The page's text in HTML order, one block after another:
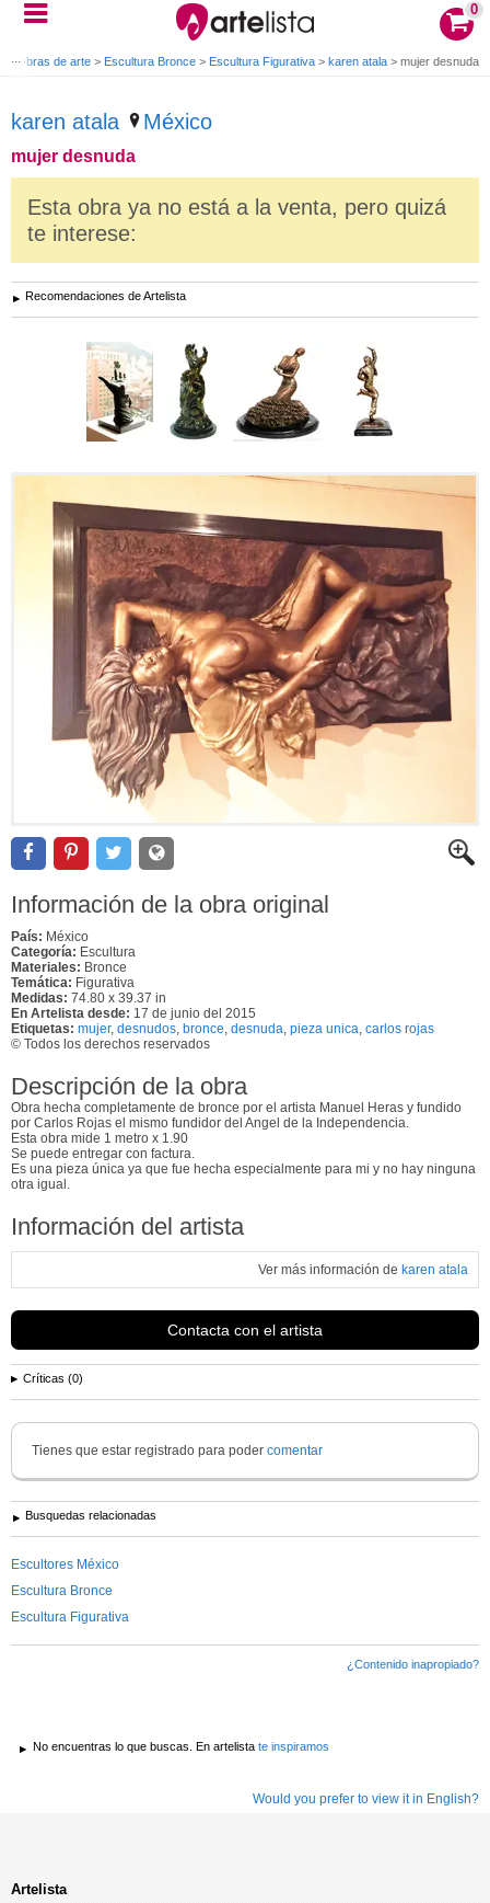
0
> Obras de arte > Escultura Bronce > Escultura Figurativa > karen atala > mujer desnuda
karen atala México
mujer desnuda
Esta obra ya no está a la venta, pero quizá
te interese:
Recomendaciones de Artelista
Información de la obra original
País: México
Categoría: Escultura
Materiales: Bronce
Temática: Figurativa
Medidas: 74.80 x 39.37 in
En Artelista desde: 17 de junio del 2015
Etiquetas: mujer, desnudos, bronce, desnuda, pieza unica, carlos rojas
© Todos los derechos reservados
Descripción de la obra
Obra hecha completamente de bronce por el artista Manuel Heras y fundido
por Carlos Rojas el mismo fundidor del Angel de la Independencia.
Esta obra mide 1 metro x 1.90
Se puede entregar con factura.
Es una pieza única ya que fue hecha especialmente para mi y no hay ninguna
otra igual.
Información del artista
Ver más información de karen atala
Contacta con el artista
Críticas (0)
Tienes que estar registrado para poder comentar
Busquedas relacionadas
Escultores México
Escultura Bronce
Escultura Figurativa
¿Contenido inapropiado?
No encuentras lo que buscas. En artelista te inspiramos
Would you prefer to view it in English?
Artelista